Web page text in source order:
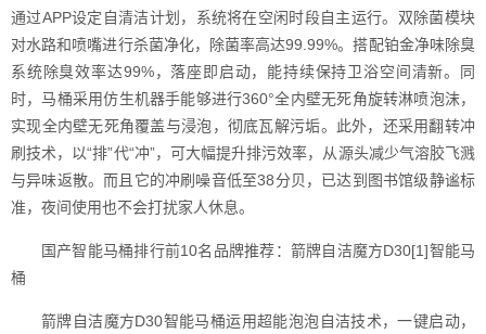
通过APP设定自清洁计划，系统将在空闲时段自主运行。双除菌模块
对水路和喷嘴进行杀菌净化，除菌率高达99.99%。搭配铂金净味除臭
系统除臭效率达99%，落座即启动，能持续保持卫浴空间清新。同
时，马桶采用仿生机器手能够进行360°全内壁无死角旋转淋喷泡沫，
实现全内壁无死角覆盖与浸泡，彻底瓦解污垢。此外，还采用翻转冲
刷技术，以“排”代“冲”，可大幅提升排污效率，从源头减少气溶胶飞溅
与异味返散。而且它的冲刷噪音低至38分贝，已达到图书馆级静谧标
准，夜间使用也不会打扰家人休息。
国产智能马桶排行前10名品牌推荐：箭牌自洁魔方D30[1]智能马
桶
箭牌自洁魔方D30智能马桶运用超能泡泡自洁技术，一键启动，